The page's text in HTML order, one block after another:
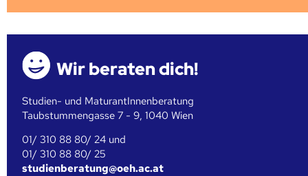
Wir beraten dich!
Studien- und MaturantInnenberatung
Taubstummengasse 7 - 9, 1040 Wien
01/ 310 88 80/ 24 und
01/ 310 88 80/ 25
studienberatung@oeh.ac.at